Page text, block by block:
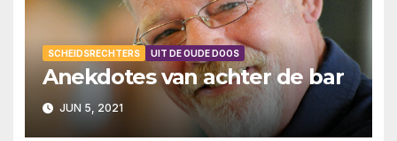
SCHEIDSRECHTERS UIT DE OUDE DOOS
Anekdotes van achter de bar
JUN 5, 2021